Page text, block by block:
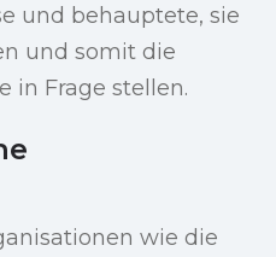
und behauptete, sie
und somit die
in Frage stellen.
wie die